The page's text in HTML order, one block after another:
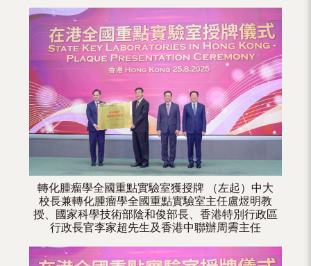
轉化腫瘤學全國重點實驗室獲授牌 （左起）中大
校長兼轉化腫瘤學全國重點實驗室主任盧煜明教
授、國家科學技術部陰和俊部長、香港特別行政區
行政長官李家超先生及香港中聯辦周霽主任